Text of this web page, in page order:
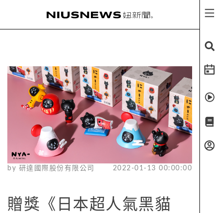
by 研達國際股份有限公司 2022-01-13 00:00:00
贈獎《日本超人氣黑貓